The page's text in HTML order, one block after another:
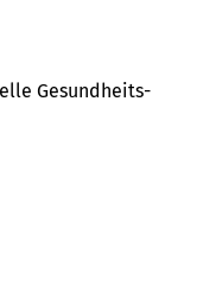
Gesund­heits-